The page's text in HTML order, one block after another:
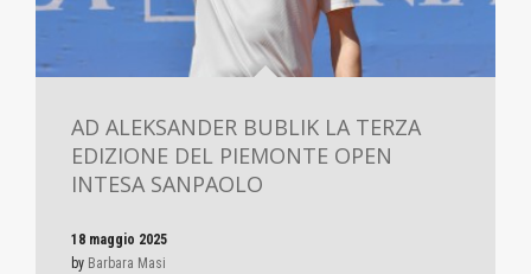
AD ALEKSANDER BUBLIK LA TERZA
EDIZIONE DEL PIEMONTE OPEN
INTESA SANPAOLO
18 maggio 2025
by Barbara Masi